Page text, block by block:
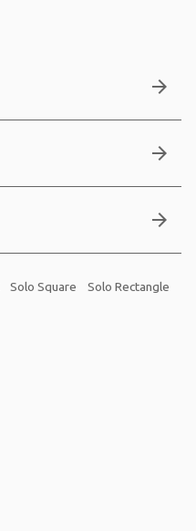
arrow_forward
arrow_forward
arrow_forward
Solo Square Solo Rectangle